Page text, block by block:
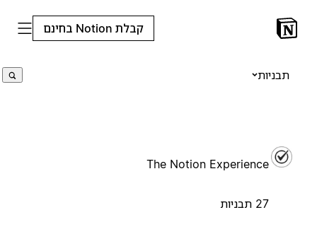
קבלת Notion בחינם
תבניות
The Notion Experience